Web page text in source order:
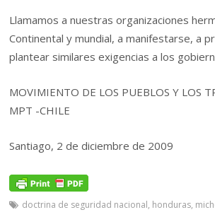
Llamamos a nuestras organizaciones
Continental y mundial, a manifestarse, a
plantear similares exigencias a los
MOVIMIENTO DE LOS PUEBLOS Y LOS
MPT -CHILE
Santiago, 2 de diciembre de 2009
doctrina de seguridad nacional, honduras,